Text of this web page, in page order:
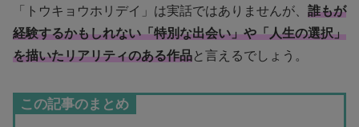
「トウキョウホリデイ」は実話ではありませんが、 誰もが
経験するかもしれない「特別な出会い」や「人生の選択」
を描いたリアリティのある作品と言えるでしょう。
この記事のまとめ